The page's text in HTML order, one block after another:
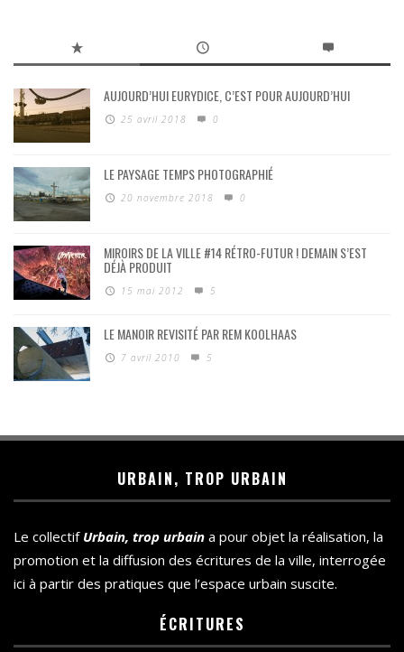
AUJOURD’HUI EURYDICE, C’EST POUR AUJOURD’HUI
25 avril 2018 0
LE PAYSAGE TEMPS PHOTOGRAPHIÉ
20 novembre 2018 0
MIROIRS DE LA VILLE #14 RÉTRO-FUTUR ! DEMAIN S’EST
DÉJÀ PRODUIT
15 mai 2012 5
LE MANOIR REVISITÉ PAR REM KOOLHAAS
7 avril 2010 5
URBAIN, TROP URBAIN
Le collectif Urbain, trop urbain a pour objet la réalisation, la
promotion et la diffusion des écritures de la ville, interrogée
ici à partir des pratiques que l’espace urbain suscite.
ÉCRITURES